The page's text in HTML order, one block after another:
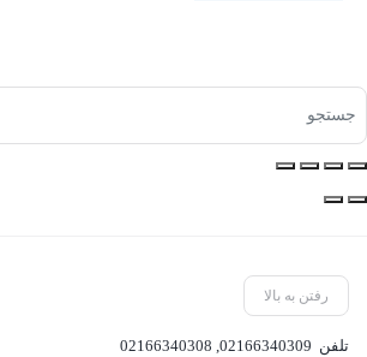
رفتن به بالا
تلفن 02166340309
,
02166340308